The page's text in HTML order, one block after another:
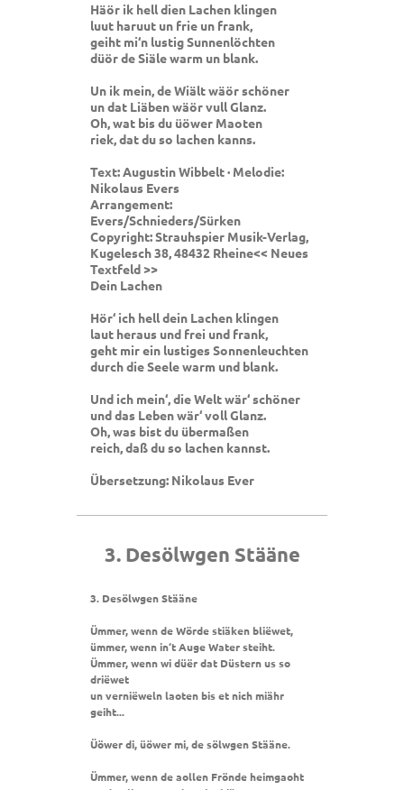
Häör ik hell dien Lachen klingen
luut haruut un frie un frank,
geiht mi‘n lustig Sunnenlöchten
düör de Siäle warm un blank.
Un ik mein, de Wiält wäör schöner
un dat Liäben wäör vull Glanz.
Oh, wat bis du üöwer Maoten
riek, dat du so lachen kanns.
Text: Augustin Wibbelt · Melodie:
Nikolaus Evers
Arrangement:
Evers/Schnieders/Sürken
Copyright: Strauhspier Musik-Verlag,
Kugelesch 38, 48432 Rheine<< Neues
Textfeld >>
Dein Lachen
Hör‘ ich hell dein Lachen klingen
laut heraus und frei und frank,
geht mir ein lustiges Sonnenleuchten
durch die Seele warm und blank.
Und ich mein‘, die Welt wär‘ schöner
und das Leben wär‘ voll Glanz.
Oh, was bist du übermaßen
reich, daß du so lachen kannst.
Übersetzung: Nikolaus Ever
3. Desölwgen Stääne
3. Desölwgen Stääne
Ümmer, wenn de Wörde stiäken bliëwet,
ümmer, wenn in‘t Auge Water steiht.
Ümmer, wenn wi düër dat Düstern us so
driëwet
un verniëweln laoten bis et nich miähr
geiht...
Üöwer di, üöwer mi, de sölwgen Stääne.
Ümmer, wenn de aollen Frönde heimgaoht